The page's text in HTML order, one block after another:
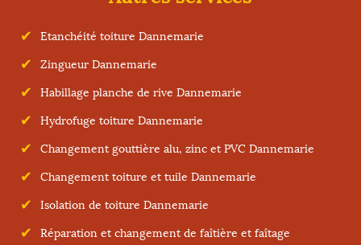
Etanchéité toiture Dannemarie
Zingueur Dannemarie
Habillage planche de rive Dannemarie
Hydrofuge toiture Dannemarie
Changement gouttière alu, zinc et PVC Dannemarie
Changement toiture et tuile Dannemarie
Isolation de toiture Dannemarie
Réparation et changement de faîtière et faîtage